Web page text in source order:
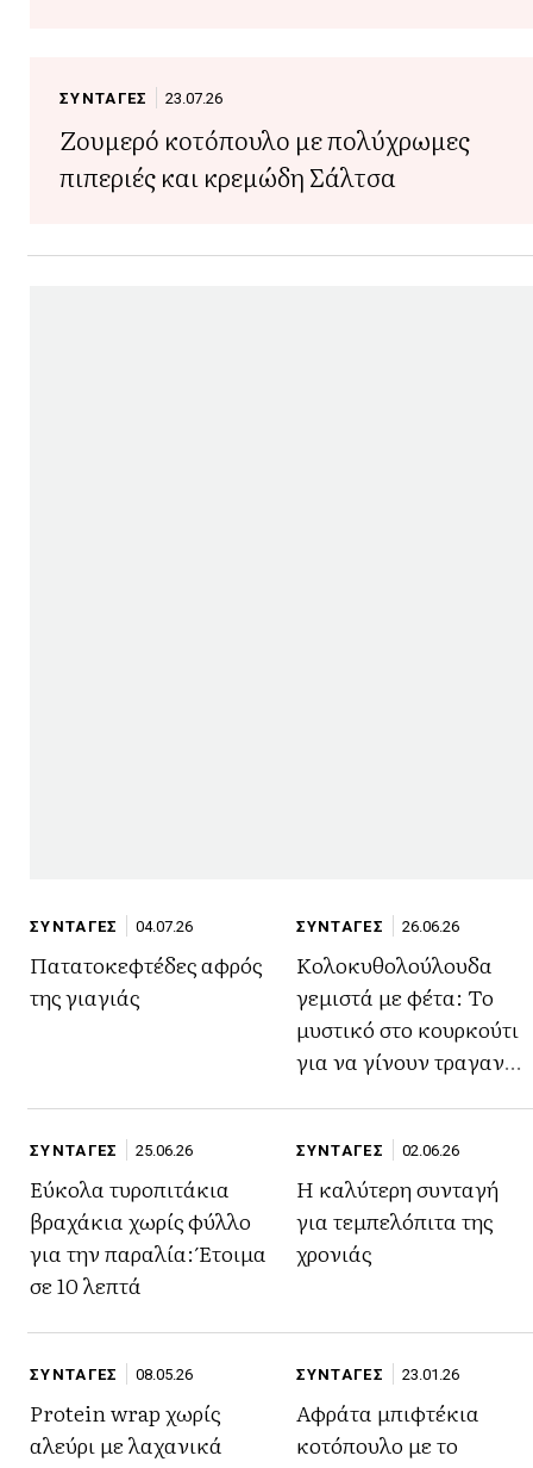
ΣΥΝΤΑΓΕΣ 23.07.26
Ζουμερό κοτόπουλο με πολύχρωμες
πιπεριές και κρεμώδη Σάλτσα
ΣΥΝΤΑΓΕΣ 04.07.26
Πατατοκεφτέδες αφρός
της γιαγιάς
ΣΥΝΤΑΓΕΣ 26.06.26
Κολοκυθολούλουδα
γεμιστά με φέτα: Το
μυστικό στο κουρκούτι
για να γίνουν τραγανά
ΣΥΝΤΑΓΕΣ 25.06.26
Εύκολα τυροπιτάκια
βραχάκια χωρίς φύλλο
για την παραλία: Έτοιμα
σε 10 λεπτά
ΣΥΝΤΑΓΕΣ 02.06.26
Η καλύτερη συνταγή
για τεμπελόπιτα της
χρονιάς
ΣΥΝΤΑΓΕΣ 08.05.26
Protein wrap χωρίς
αλεύρι με λαχανικά
ΣΥΝΤΑΓΕΣ 23.01.26
Αφράτα μπιφτέκια
κοτόπουλο με το